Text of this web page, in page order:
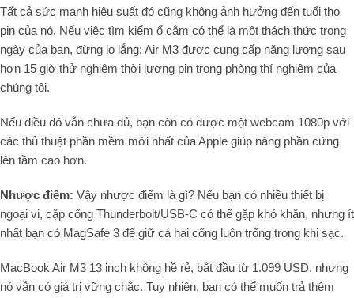
Tất cả sức mạnh hiệu suất đó cũng không ảnh hưởng đến tuổi thọ
pin của nó. Nếu việc tìm kiếm ổ cắm có thể là một thách thức trong
ngày của bạn, đừng lo lắng: Air M3 được cung cấp năng lượng sau
hơn 15 giờ thử nghiệm thời lượng pin trong phòng thí nghiệm của
chúng tôi.
Nếu điều đó vẫn chưa đủ, bạn còn có được một webcam 1080p với
các thủ thuật phần mềm mới nhất của Apple giúp nâng phần cứng
lên tầm cao hơn.
Nhược điểm: Vậy nhược điểm là gì? Nếu bạn có nhiều thiết bị
ngoại vi, cặp cổng Thunderbolt/USB-C có thể gặp khó khăn, nhưng ít
nhất bạn có MagSafe 3 để giữ cả hai cổng luôn trống trong khi sạc.
MacBook Air M3 13 inch không hề rẻ, bắt đầu từ 1.099 USD, nhưng
nó vẫn có giá trị vững chắc. Tuy nhiên, bạn có thể muốn trả thêm